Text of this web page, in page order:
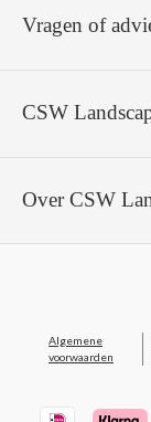
CSW
Vragen of
Over CSW
Algemene
voorwaarden